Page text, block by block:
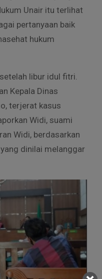
Unair itu terlihat
pertanyaan baik
hukum
libur idul fitri.
Kepala Dinas
terjerat kasus
Widi, suami
Widi, berdasarkan
dinilai melanggar